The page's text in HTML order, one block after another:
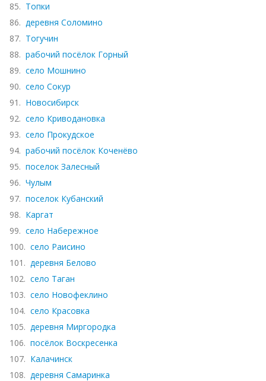
85. Топки
86. деревня Соломино
87. Тогучин
88. рабочий посёлок Горный
89. село Мошнино
90. село Сокур
91. Новосибирск
92. село Криводановка
93. село Прокудское
94. рабочий посёлок Коченёво
95. поселок Залесный
96. Чулым
97. поселок Кубанский
98. Каргат
99. село Набережное
100. село Раисино
101. деревня Белово
102. село Таган
103. село Новофеклино
104. село Красовка
105. деревня Миргородка
106. посёлок Воскресенка
107. Калачинск
108. деревня Самаринка